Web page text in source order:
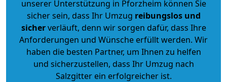
unserer Unterstützung in Pforzheim können Sie
sicher sein, dass Ihr Umzug reibungslos und
sicherverläuft, denn wir sorgen dafür, dass Ihre
Anforderungen und Wünsche erfüllt werden. Wir
haben die besten Partner, um Ihnen zu helfen
und sicherzustellen, dass Ihr Umzug nach
Salzgitter ein erfolgreicher ist.